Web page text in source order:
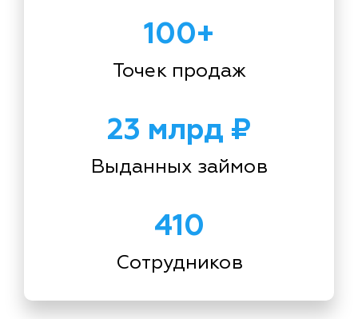
100+
Точек продаж
23 млрд ₽
Выданных займов
410
Сотрудников